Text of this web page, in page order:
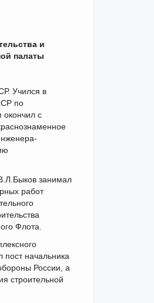
и
палаты
Учился в
по
окончил с
занимал
работ
Флота.
пост начальника
России, а
строительной